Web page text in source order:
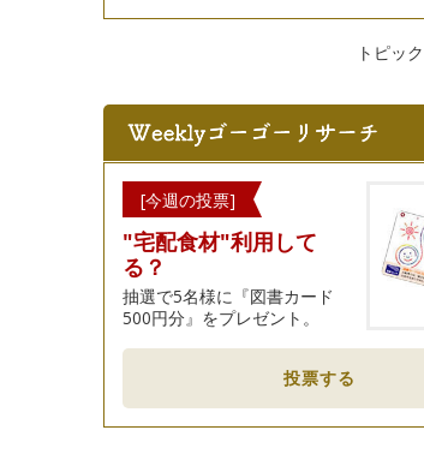
トピッ
[今週の投票]
"宅配食材"利用して
る？
抽選で5名様に『図書カード
500円分』をプレゼント。
投票する